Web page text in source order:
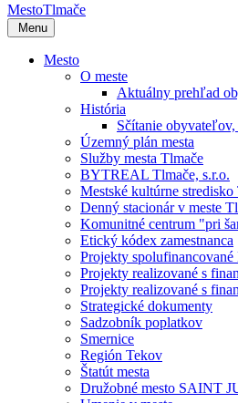
MestoTlmače
Menu
Mesto
O meste
Aktuálny prehľad
História
Sčítanie
Územný plán mesta
Služby mesta Tlmače
BYTREAL Tlmače, s.r.o.
Mestské kultúrne stredisko
Denný stacionár v meste
Komunitné centrum "pri
Etický kódex zamestnanca
Projekty spolufinancované
Projekty realizované s
Projekty realizované s
Strategické dokumenty
Sadzobník poplatkov
Smernice
Región Tekov
Štatút mesta
Družobné mesto SAINT